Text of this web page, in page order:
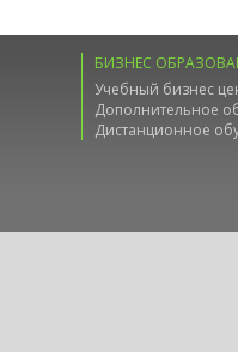
БИЗНЕС
Учебный бизнес
Дополнительное
Дистанционное